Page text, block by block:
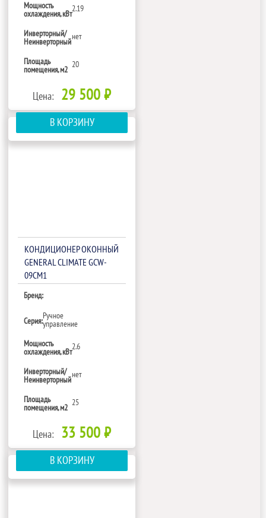
Мощность
охлаждения, кВт
2.19
Инверторный/
Неинверторный
нет
Площадь
помещения, м2
20
Цена: 29 500 ₽
В КОРЗИНУ
КОНДИЦИОНЕР ОКОННЫЙ
GENERAL CLIMATE GCW-
09CM1
Бренд:
Серия:
Ручное
управление
Мощность
охлаждения, кВт
2.6
Инверторный/
Неинверторный
нет
Площадь
помещения, м2
25
Цена: 33 500 ₽
В КОРЗИНУ